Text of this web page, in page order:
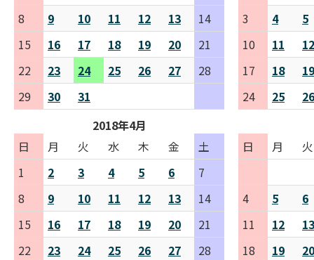
8
9 10 11 12 13
14
15
16 17 18 19 20
21
22
23 24 25 26 27
28
29
30 31
3 4
5
10
11
12
17
18
19
24
25
26
2018年4月
日
月 火 水 木 金
土
1
2 3 4 5 6
7
8
9 10 11 12 13
14
15
16 17 18 19 20
21
22
23 24 25 26 27
28
日 月 火
4 5
6
11
12
13
18
19
20